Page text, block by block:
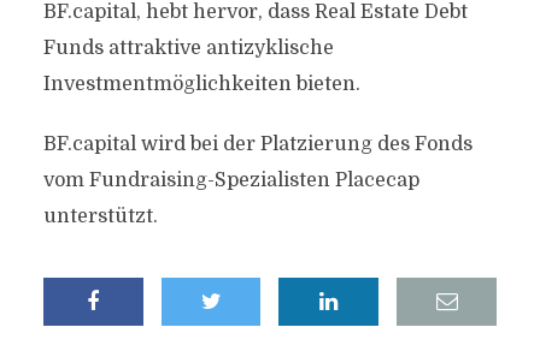
BF.capital, hebt hervor, dass Real Estate Debt
Funds attraktive antizyklische
Investmentmöglichkeiten bieten.
BF.capital wird bei der Platzierung des Fonds
vom Fundraising-Spezialisten Placecap
unterstützt.